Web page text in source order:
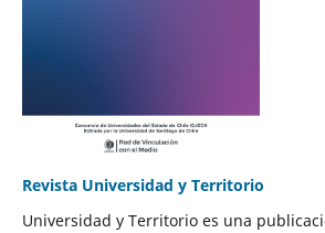
Revista Universidad y Territorio
Universidad y Territorio es una